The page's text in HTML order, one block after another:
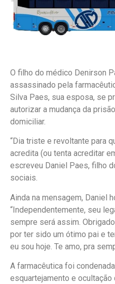
O filho do médico Denirson
assassinado pela
Silva Paes, sua esposa, se
autorizar a mudança da
domiciliar.
“Dia triste e revoltante para
acredita (ou tenta acreditar
escreveu Daniel Paes, filho
sociais.
Ainda na mensagem, Daniel
“Independentemente, seu
sempre será assim.
por ter sido um ótimo pai e
eu sou hoje. Te amo, pra
A farmacêutica foi
esquartejamento e